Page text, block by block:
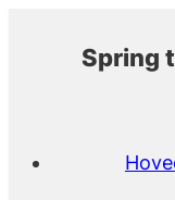
Spring